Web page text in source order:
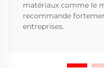
matériaux comme le
recommande
entreprises.